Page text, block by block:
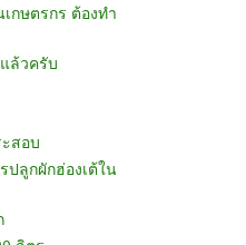
กษตรกร ต้องทำ
ล้วครับ
สอบ
ปลูกผักฮ่องเต้ใน